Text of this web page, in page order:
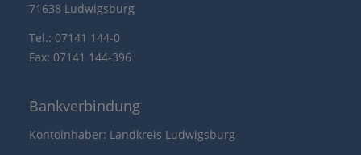
71638 Ludwigsburg
Tel.: 07141 144-0
Fax: 07141 144-396
Bankverbindung
Kontoinhaber: Landkreis Ludwigsburg